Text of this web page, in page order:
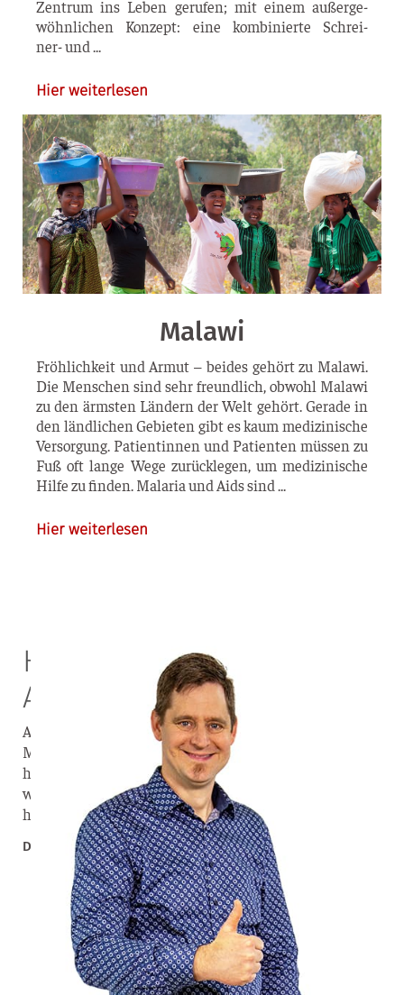
Zen­­trum ins Leben geru­fen; mit einem außer­ge­
wöhn­li­chen Kon­zept: eine kom­bi­nier­te Schrei­­
ner- und
Hier weiterlesen
Malawi
Fröh­lich­keit und Armut – bei­des gehört zu Mala­wi.
Die Men­schen sind sehr freund­lich, obwohl Mala­wi
zu den ärms­ten Län­dern der Welt gehört. Gera­de in
den länd­li­chen Gebie­ten gibt es kaum medi­zi­ni­sche
Ver­sor­gung. Pati­en­tin­nen und Pati­en­ten müs­sen zu
Fuß oft lan­ge Wege zurück­le­gen, um medi­zi­ni­sche
Hil­fe zu fin­den. Mala­ria und Aids sind
Hier weiterlesen
Hilfe für die Ärmsten der
Armen in Malawi
Acht Jahre waren wir Missionare in Malawi. Viele
Menschen kämpfen dort ums tägliche Überleben. Wir
haben selbst erfahren, wie die Menschen dankbar sind,
wenn sie Hilfe für ihr Leben bekommen und von Jesus
hören. Malawi braucht weiter unsere Unterstützung.
Daniel Mattmüller – ehemaliger Missionar in Malawi